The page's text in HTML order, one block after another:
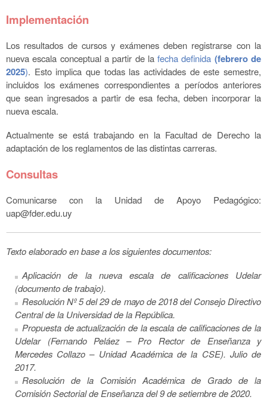
Implementación
Los resultados de cursos y exámenes deben registrarse con la
nueva escala conceptual a partir de lafecha definida (febrero de
2025). Esto implica que todas las actividades de este semestre,
incluidos los exámenes correspondientes a períodos anteriores
que sean ingresados a partir de esa fecha, deben incorporar la
nueva escala.
Actualmente se está trabajando en la Facultad de Derecho la
adaptación de los reglamentos de las distintas carreras.
Consultas
Comunicarse con la Unidad de Apoyo Pedagógico:
uap@
Texto elaborado en base a los siguientes documentos:
Aplicación de la nueva escala de calificaciones Udelar
(documento de trabajo).
Resolución Nº 5 del 29 de mayo de 2018 del Consejo Directivo
Central de la Universidad de la República.
Propuesta de actualización de la escala de calificaciones de la
Udelar (Fernando Peláez – Pro Rector de Enseñanza y
Mercedes Collazo – Unidad Académica de la CSE). Julio de
2017.
Resolución de la Comisión Académica de Grado de la
Comisión Sectorial de Enseñanza del 9 de setiembre de 2020.